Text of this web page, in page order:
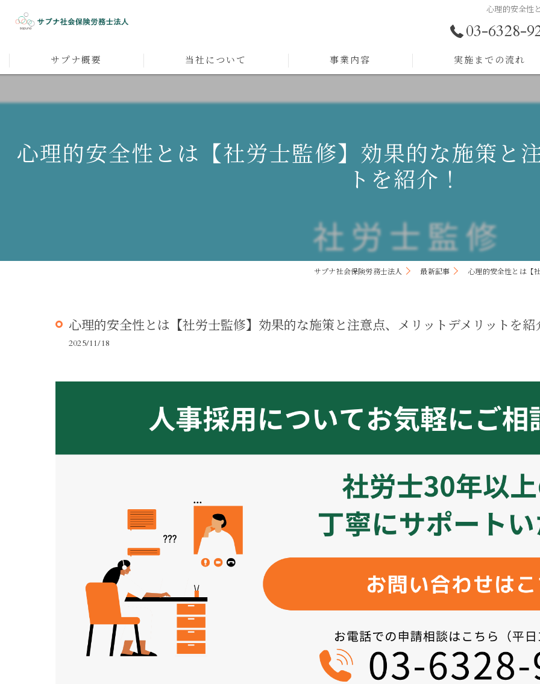
心理的安全性
03-6328-
サプナ概要
代表者メッセージ
当社について
人材育成
人事企画
事業内容
助成金サポート
採用戦略
組織開発
キャリアコンサルティング
実施までの流れ
心理的安全性とは【社労士監修】効果的な施策と
トを紹介！
サプナ社会保険労務士法人 最新記事 心理的安全性とは【
心理的安全性とは【社労士監修】効果的な施策と注意点、メリットデメリットを紹
2025/11/18